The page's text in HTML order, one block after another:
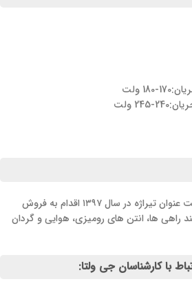
ولت
ولت
شرکت صبا تصویر کیمیا که تحت عنوان تیراژه در سال ۱۳۹۷ اقدام به فروش
راهی ها، انتن های رومیزی، هوایی و گردان
با کارشناسان جی ولتا: